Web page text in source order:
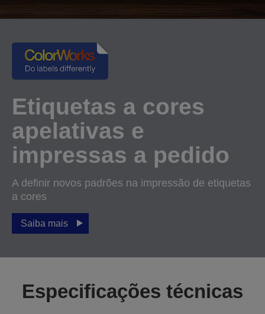
Etiquetas a cores
apelativas e
impressas a pedido
A definir novos padrões na impressão de etiquetas
a cores
Saiba mais
Especificações técnicas